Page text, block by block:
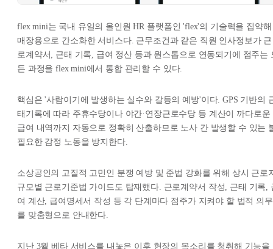
flex mini는 국내 유일의 올인원 HR 플랫폼인 'flex'의 기술력을 집약해
매장용으로 간소화한 서비스다. 근무조건과 같은 직원 인사정보가 근
로계약서, 근태 기록, 급여 정산 등과 원스톱으로 연동되기에 점주는
든 과정을 flex mini에서 통합 관리할 수 있다.
핵심은 '사람이기에 발생하는 실수와 갈등의 예방'이다. GPS 기반의
태기록에 따라 주휴수당이나 야간·연장근로수당 등 계산이 까다로운
급여 내역까지 자동으로 정확히 산출하므로 노사 간 발생할 수 있는
필요한 감정 노동을 방지한다.
소상공인의 고질적 고민인 분쟁 예방 및 준법 강화를 위해 상시 근로
규모별 근로기준법 가이드도 탑재했다. 근로계약서 작성, 근태 기록,
여 계산, 급여명세서 작성 등 각 단계마다 점주가 지켜야 할 법적 의무
를 맞춤형으로 안내한다.
지난 3월 베타 서비스를 내놓은 이후 현장의 목소리를 청취해 기능을